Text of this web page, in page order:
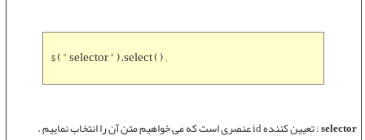
$ ( " selector " ).select ( ) ;
selector
:تعیین کننده id عنصری است که می خواهیم متن آن را انتخاب نماییم .